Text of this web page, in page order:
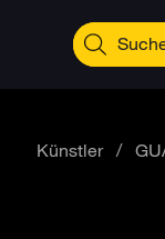
Künstler /